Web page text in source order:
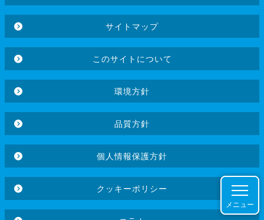
メニュー
サイトマップ
このサイトについて
環境方針
品質方針
個人情報保護方針
クッキーポリシー